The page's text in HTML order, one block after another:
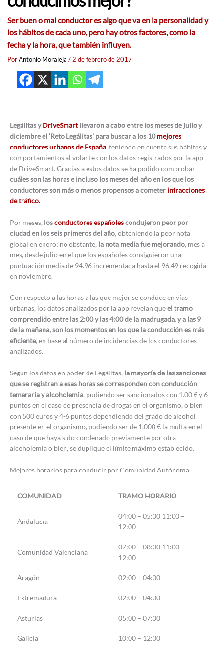
Ser buen o mal conductor es algo que va en la personalidad y
los hábitos de cada uno, pero hay otros factores, como la
fecha y la hora, que también influyen.
PorAntonio Moraleja /2 de febrero de 2017
Legálitas yDriveSmartllevaron a cabo entre los meses de julio y
diciembre el ‘Reto Legálitas’ para buscar a los 10mejores
conductores urbanos de España, teniendo en cuenta sus hábitos y
comportamientos al volante con los datos registrados por la app
de DriveSmart. Gracias a estos datos se ha podido comprobar
cuáles son las horas e incluso los meses del año en los que los
conductores son más o menos propensos a cometer infracciones
de tráfico.
Por meses, losconductores españolescondujeron peor por
ciudad en los seis primeros del año, obteniendo la peor nota
global en enero; no obstante, la nota media fue mejorando, mes a
mes, desde julio en el que los españoles consiguieron una
puntuación media de 94.96 incrementada hasta el 96.49 recogida
en noviembre.
Con respecto a las horas a las que mejor se conduce en vías
urbanas, los datos analizados por la app revelan queel tramo
comprendido entre las 2:00 y las 4:00 de la madrugada, y a las 9
de la mañana, son los momentos en los que la conducción es más
eficiente, en base al número de incidencias de los conductores
analizados.
Según los datos en poder de Legálitas, la mayoría de las sanciones
que se registran a esas horas se corresponden con conducción
temeraria y alcoholemia, pudiendo ser sancionados con 1.00 € y 6
puntos en el caso de presencia de drogas en el organismo, o bien
con 500 euros y 4-6 puntos dependiendo del grado de alcohol
presente en el organismo, pudiendo ser de 1.000 € la multa en el
caso de que haya sido condenado previamente por otra
alcoholemia o bien, se duplique el límite máximo establecido.
Mejores horarios para conducir por Comunidad Autónoma
COMUNIDAD TRAMO HORARIO
Andalucía
04:00 – 05:00 11:00 –
12:00
Comunidad Valenciana
07:00 – 08:00 11:00 –
12:00
Aragón 02:00 – 04:00
Extremadura 02:00 – 04:00
Asturias 05:00 – 07:00
Galicia 10:00 – 12:00